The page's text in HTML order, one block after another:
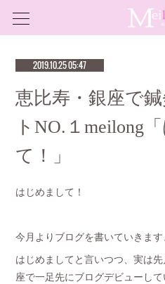
2019.10.25 05:47
恵比寿・銀座で
トNO.１meilong
て！」
はじめまして！
今月よりブログを書いていきます
はじめましてと言いつつ、実は
座で一足先にブログデビューして